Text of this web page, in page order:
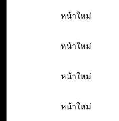
หน้าใหม่
หน้าใหม่
หน้าใหม่
หน้าใหม่